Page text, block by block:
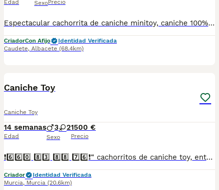
Edad SexoPrecio
Espectacular cachorrita de caniche minitoy, caniche 100% linea europea, tamaño muy diminuto, con muy buena calidad de pelo y un cara preciosa, negra azabache, portadora de chocolate, magnífico carácter gracias a su perfecta sociabilización, lista para entregar con vacunas al día.
CriadorCon Afijo
Identidad Verificada
Caudete, Albacete (68.4km)
Caniche Toy
Caniche Toy
14 semanas
Edad
3 2
Sexo
1500 €
Precio
❗6️⃣6️⃣0️⃣ 8️⃣3️⃣ 8️⃣8️⃣ 7️⃣6️⃣❗“ cachorritos de caniche toy, entregamos vacunados desparasitados con cartilla veterinaria, microchip,pasaporte y contrato de garantia de compra..”
Criador
Identidad Verificada
Murcia, Murcia (20.6km)